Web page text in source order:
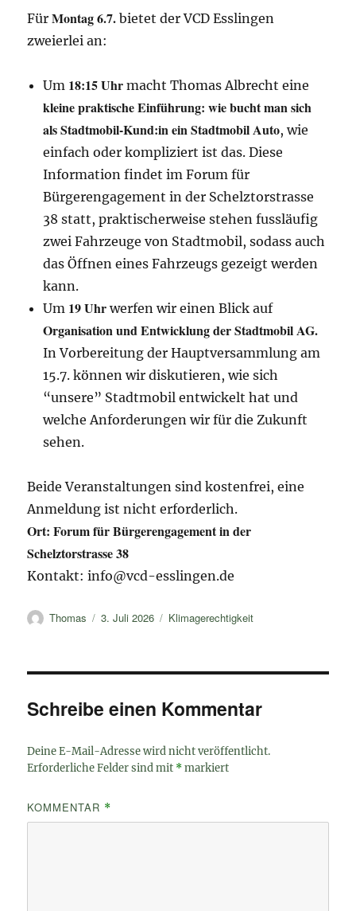
FürMontag 6.7. bietet der VCD Esslingen
zweierlei an:
Um 18:15 Uhr macht Thomas Albrecht eine
kleine praktische Einführung: wie bucht man sich
als Stadtmobil-Kund:in ein Stadtmobil Auto, wie
einfach oder kompliziert ist das. Diese
Information findet im Forum für
Bürgerengagement in der Schelztorstrasse
38 statt, praktischerweise stehen fussläufig
zwei Fahrzeuge von Stadtmobil, sodass auch
das Öffnen eines Fahrzeugs gezeigt werden
kann.
Um 19 Uhr werfen wir einen Blick auf
Organisation und Entwicklung der Stadtmobil AG.
In Vorbereitung der Hauptversammlung am
15.7. können wir diskutieren, wie sich
“unsere” Stadtmobil entwickelt hat und
welche Anforderungen wir für die Zukunft
sehen.
Beide Veranstaltungen sind kostenfrei, eine
Anmeldung ist nicht erforderlich.
Ort: Forum für Bürgerengagement in der
Schelztorstrasse 38
Kontakt: info@vcd-esslingen.de
Autor
Thomas
Veröffentlicht
3. Juli 2026 Kategorien
Klimagerechtigkeit
Schreibe einen Kommentar
Deine E-Mail-Adresse wird nicht veröffentlicht.
Erforderliche Felder sind mit *markiert
KOMMENTAR *